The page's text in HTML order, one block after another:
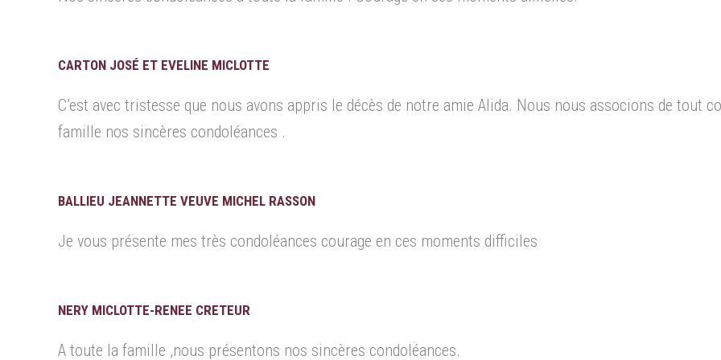
CARTON JOSÉ ET EVELINE MICLOTTE
C’est avec tristesse que nous avons appris le décès de notre amie Alida. Nous nous associons de tout
famille nos sincères condoléances .
BALLIEU JEANNETTE VEUVE MICHEL RASSON
Je vous présente mes très condoléances courage en ces moments difficiles
NERY MICLOTTE-RENEE CRETEUR
A toute la famille ,nous présentons nos sincères condoléances.